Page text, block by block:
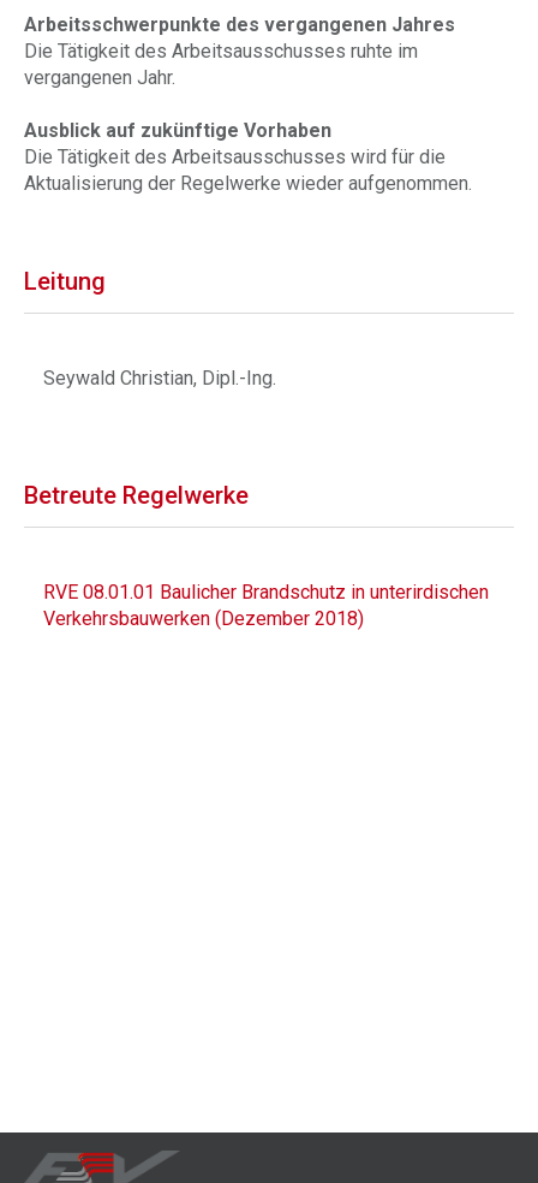
Arbeitsschwerpunkte des vergangenen Jahres
Die Tätigkeit des Arbeitsausschusses ruhte im
vergangenen Jahr.
Ausblick auf zukünftige Vorhaben
Die Tätigkeit des Arbeitsausschusses wird für die
Aktualisierung der Regelwerke wieder aufgenommen.
Leitung
Seywald Christian, Dipl.-Ing.
Betreute Regelwerke
RVE 08.01.01 Baulicher Brandschutz in unterirdischen
Verkehrsbauwerken (Dezember 2018)